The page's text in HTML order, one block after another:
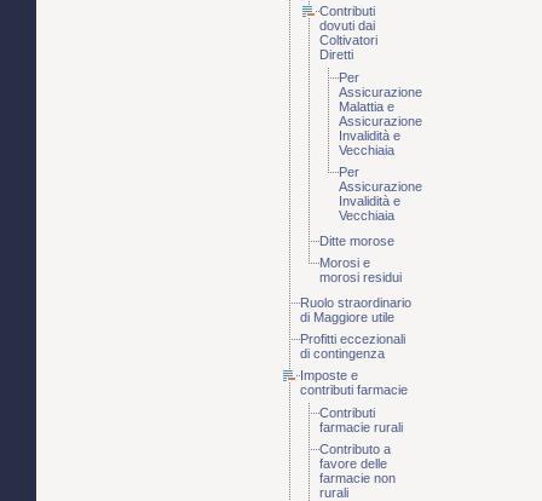
Contributi
dovuti dai
Coltivatori
Diretti
Per
Assicurazione
Malattia e
Assicurazione
Invalidità e
Vecchiaia
Per
Assicurazione
Invalidità e
Vecchiaia
Ditte morose
Morosi e
morosi residui
Ruolo straordinario
di Maggiore utile
Profitti eccezionali
di contingenza
Imposte e
contributi farmacie
Contributi
farmacie rurali
Contributo a
favore delle
farmacie non
rurali